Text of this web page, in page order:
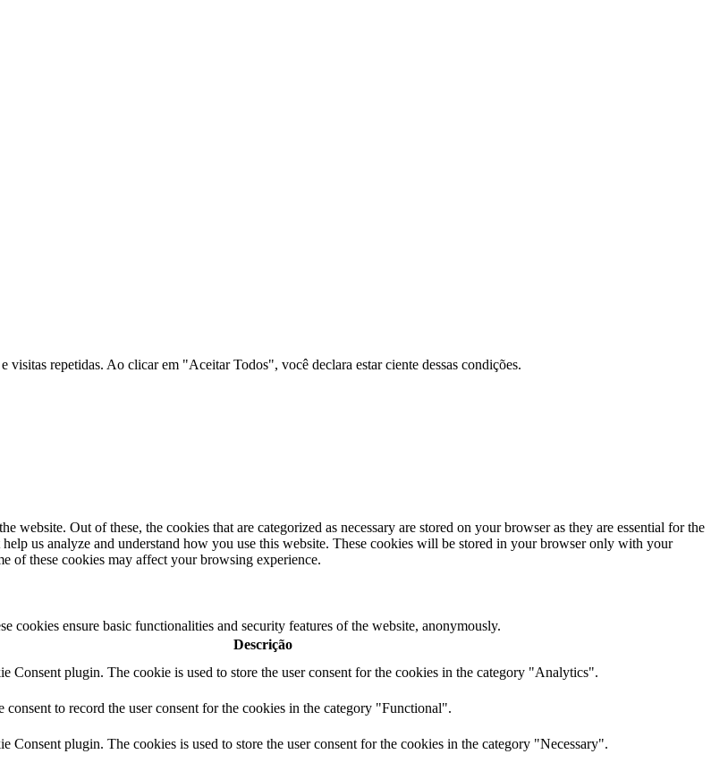
visitas repetidas. Ao clicar em "Aceitar Todos", você declara estar ciente dessas condições.
Out of these, the cookies that are categorized as necessary are stored on your browser as they are essential for the
us analyze and understand how you use this website. These cookies will be stored in your browser only with your
of these cookies may affect your browsing experience.
cookies ensure basic functionalities and security features of the website, anonymously.
Descrição
Consent plugin. The cookie is used to store the user consent for the cookies in the category "Analytics".
to record the user consent for the cookies in the category "Functional".
Consent plugin. The cookies is used to store the user consent for the cookies in the category "Necessary".